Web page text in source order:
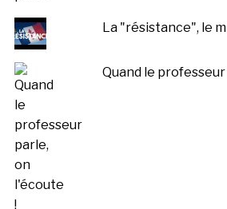
La "résistance", le
Quand le